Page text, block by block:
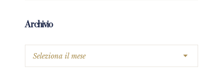
Archivio